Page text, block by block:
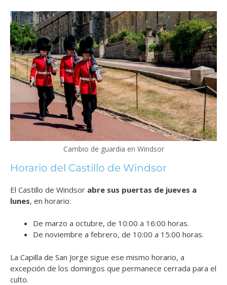
Cambio de guardia en Windsor
Horario del Castillo de Windsor
El Castillo de Windsor abre sus puertas de jueves a
lunes, en horario:
De marzo a octubre, de 10:00 a 16:00 horas.
De noviembre a febrero, de 10:00 a 15:00 horas.
La Capilla de San Jorge sigue ese mismo horario, a
excepción de los domingos que permanece cerrada para el
culto.